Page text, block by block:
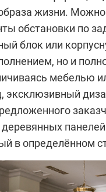
жизни.
обстановки по
блок или
но и
мебелью
эксклюзивный
в определённом